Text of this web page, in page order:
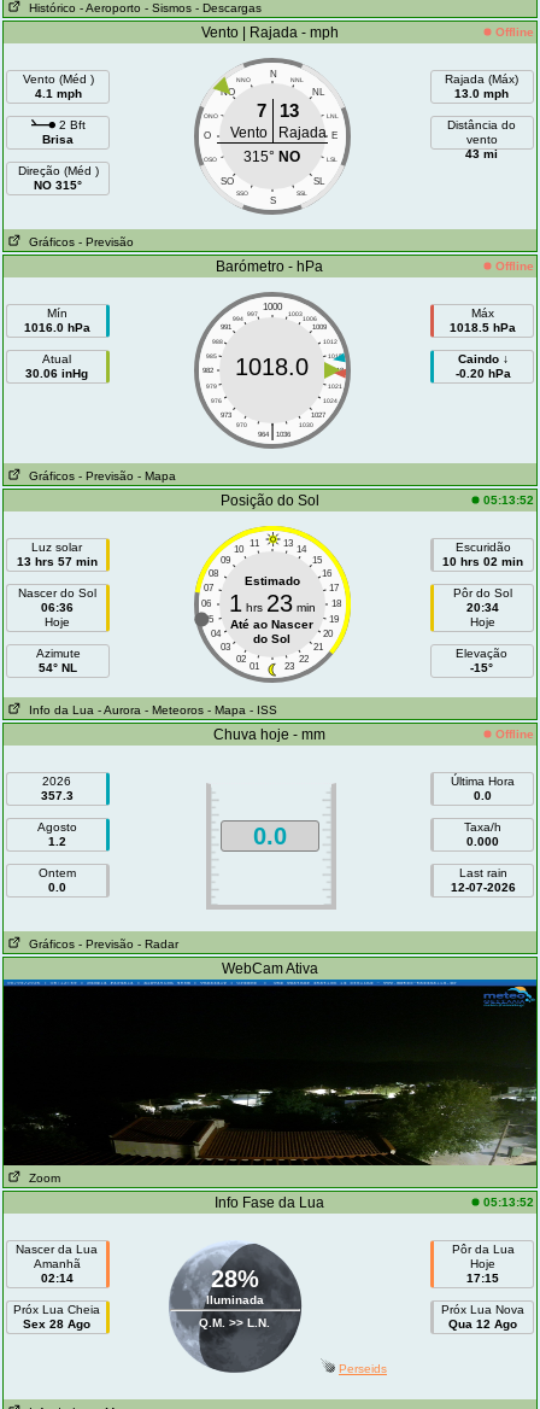
Histórico - Aeroporto - Sismos - Descargas
Vento | Rajada - mph Offline
Vento (Méd )
4.1 mph
2 Bft
Brisa
Direção (Méd )
NO 315°
N
NNO NNL
NO NL
ONO LNL
O E
OSO LSL
SO SL
SSO SSL
S
7 13
Vento
Rajada
315° NO
Rajada (Máx)
13.0 mph
Distância do
vento
43 mi
Gráficos - Previsão
Barómetro - hPa Offline
Mín
1016.0 hPa
Atual
30.06 inHg
1000
997 1003
994
1006
991
1009
988
1012
985
1015
982
1018
979
1021
976
1024
973
1027
970
1030
|
964 1036
1018.0
Máx
1018.5 hPa
Caindo ↓
-0.20 hPa
Gráficos - Previsão - Mapa
Posição do Sol 05:13:52
Luz solar
13 hrs 57 min
Nascer do Sol
06:36
Hoje
Azimute
54° NL
11 13
10
14
09
15
08
16
07
17
06
18
05
19
04
20
03
21
02
22
01 23
Estimado
1 hrs 23min
Até ao Nascer
do Sol
Escuridão
10 hrs 02 min
Pôr do Sol
20:34
Hoje
Elevação
-15°
Info da Lua - Aurora - Meteoros - Mapa - ISS
Chuva hoje - mm Offline
2026
357.3
Agosto
1.2
Ontem
0.0
0.0
Última Hora
0.0
Taxa/h
0.000
Last rain
12-07-2026
Gráficos - Previsão - Radar
WebCam Ativa
Zoom
Info Fase da Lua 05:13:52
Nascer da Lua
Amanhã
02:14
Próx Lua Cheia
Sex 28 Ago
28%
Iluminada
Q.M. >> L.N.
Pôr da Lua
Hoje
17:15
Próx Lua Nova
Qua 12 Ago
Perseids